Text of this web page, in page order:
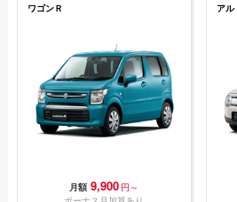
ワゴンＲ
月額 9,900 円～
アル